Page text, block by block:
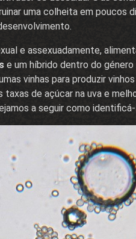
uma colheita em poucos
e assexuadamente,
e um híbrido dentro do género
vinhas para produzir
de açúcar na uva e
a seguir como